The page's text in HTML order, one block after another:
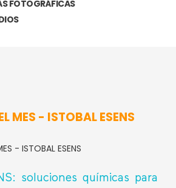
FOTOGRÁFICAS
MES - ISTOBAL ESENS
soluciones químicas para